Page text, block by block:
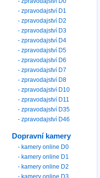
- zpravodajství D1
- zpravodajství D2
- zpravodajství D3
- zpravodajství D4
- zpravodajství D5
- zpravodajství D6
- zpravodajství D7
- zpravodajství D8
- zpravodajství D10
- zpravodajství D11
- zpravodajství D35
- zpravodajství D46
Dopravní kamery
- kamery online D0
- kamery online D1
- kamery online D2
- kamery online D3